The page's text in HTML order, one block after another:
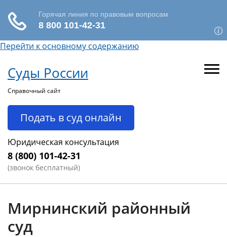
Перейти к основному содержанию
Суды России
Справочный сайт
Подать в суд онлайн
Юридическая консультация
8 (800) 101-42-31
(звонок бесплатный)
Мирнинский районный
суд